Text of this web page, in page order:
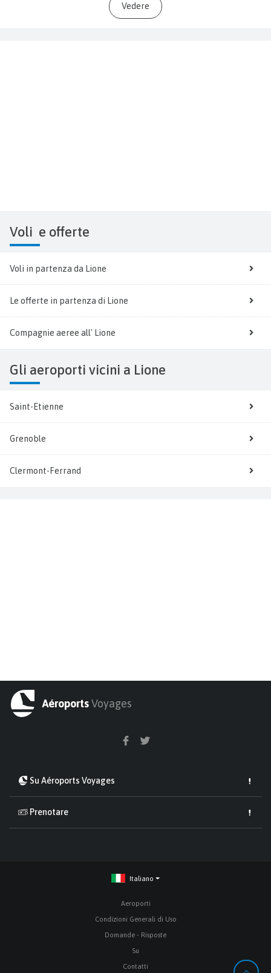
Vedere
Voli e offerte
Voli in partenza da Lione
Le offerte in partenza di Lione
Compagnie aeree all' Lione
Gli aeroporti vicini a Lione
Saint-Etienne
Grenoble
Clermont-Ferrand
AéroportsVoyages
Su Aéroports Voyages
Prenotare
Italiano
Aeroporti
Condizioni Generali di Uso
Domande - Risposte
Su
Contatti